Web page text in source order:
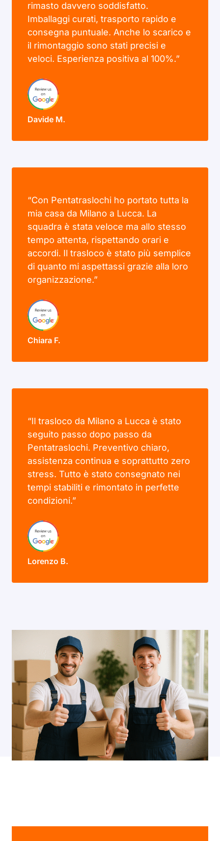
rimasto davvero soddisfatto.
Imballaggi curati, trasporto rapido e
consegna puntuale. Anche lo scarico e
il rimontaggio sono stati precisi e
veloci. Esperienza positiva al 100%.”
Davide M.
“Con Pentatraslochi ho portato tutta la
mia casa da Milano a Lucca. La
squadra è stata veloce ma allo stesso
tempo attenta, rispettando orari e
accordi. Il trasloco è stato più semplice
di quanto mi aspettassi grazie alla loro
organizzazione.”
Chiara F.
“Il trasloco da Milano a Lucca è stato
seguito passo dopo passo da
Pentatraslochi. Preventivo chiaro,
assistenza continua e soprattutto zero
stress. Tutto è stato consegnato nei
tempi stabiliti e rimontato in perfette
condizioni.”
Lorenzo B.